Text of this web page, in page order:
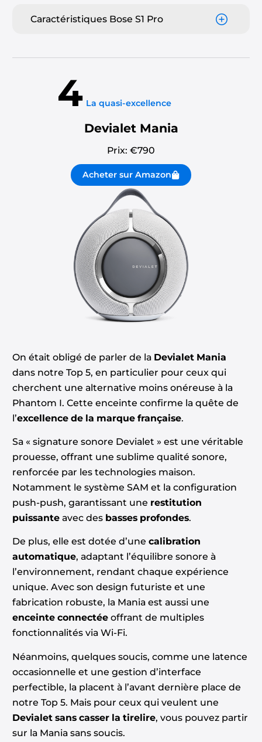
Caractéristiques Bose S1 Pro
4 La quasi-excellence
Devialet Mania
Prix: €790
Acheter sur Amazon
On était obligé de parler de la Devialet Mania
dans notre Top 5, en particulier pour ceux qui
cherchent une alternative moins onéreuse à la
Phantom I. Cette enceinte confirme la quête de
l’excellence de la marque française.
Sa « signature sonore Devialet » est une véritable
prouesse, offrant une sublime qualité sonore,
renforcée par les technologies maison.
Notamment le système SAM et la configuration
push-push, garantissant une restitution
puissanteavec des basses profondes.
De plus, elle est dotée d’une calibration
automatique, adaptant l’équilibre sonore à
l’environnement, rendant chaque expérience
unique. Avec son design futuriste et une
fabrication robuste, la Mania est aussi une
enceinte connectéeoffrant de multiples
fonctionnalités via Wi-Fi.
Néanmoins, quelques soucis, comme une latence
occasionnelle et une gestion d’interface
perfectible, la placent à l’avant dernière place de
notre Top 5. Mais pour ceux qui veulent une
Devialet sans casser la tirelire, vous pouvez partir
sur la Mania sans soucis.